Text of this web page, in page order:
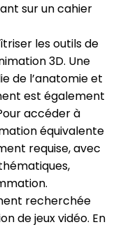
sur un cahier
les outils de
3D. Une
de l’anatomie et
est également
accéder à
équivalente
requise, avec
recherchée
de jeux vidéo. En